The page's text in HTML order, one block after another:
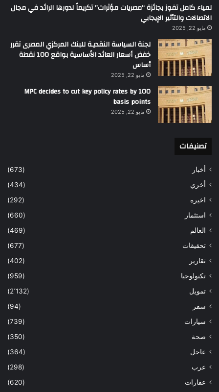
لمياء كامل تفوز بجائزة “مصريات مؤثرات” تكريماً لدورها الرائد في مجال
الاتصالات والتأثير الإيجابي
مايو 22, 2025
لجنة السياسة النقديـة للبنك المركزي المصرى تقرر
خفض أسعار العائد الأساسية بواقع 100 نقطة
أساس
مايو 22, 2025
MPC decides to cut key policy rates by 100
basis points
مايو 22, 2025
تصنيفات
أخبار
(673)
أخري
(434)
اخيره
(292)
استثمار
(660)
العالم
(469)
تحقيقات
(677)
تقارير
(402)
تكنولوجيا
(959)
تمويل
(2٬132)
سفر
(94)
سيارات
(739)
صحة
(350)
عاجل
(364)
عرب
(298)
عقارات
(620)